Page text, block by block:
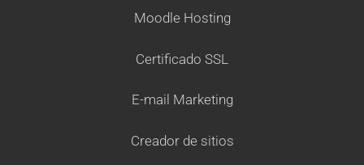
Moodle Hosting
Certificado SSL
E-mail Marketing
Creador de sitios